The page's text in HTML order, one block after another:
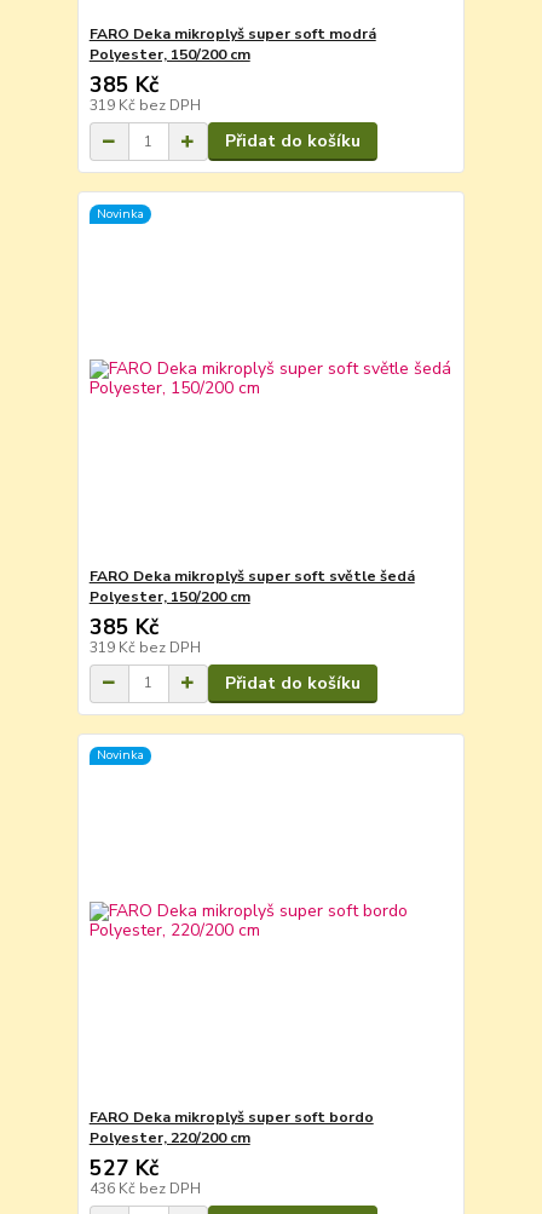
FARO Deka mikroplyš super soft modrá
Polyester, 150/200 cm
385 Kč
319 Kč bez DPH
Přidat do košíku
Novinka
FARO Deka mikroplyš super soft světle šedá
Polyester, 150/200 cm
385 Kč
319 Kč bez DPH
Přidat do košíku
Novinka
FARO Deka mikroplyš super soft bordo
Polyester, 220/200 cm
527 Kč
436 Kč bez DPH